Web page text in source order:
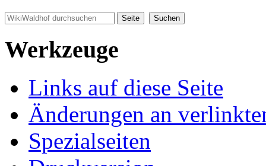
Werkzeuge
Links auf diese Seite
Änderungen an
Spezialseiten